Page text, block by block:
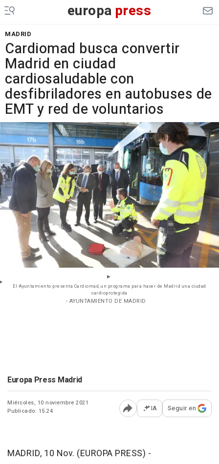
europa press
MADRID
Cardiomad busca convertir
Madrid en ciudad
cardiosaludable con
desfibriladores en autobuses de
EMT y red de voluntarios
El Ayuntamiento presenta Cardiomad, un programa para hacer de Madrid una ciudad
cardioprotegida
- AYUNTAMIENTO DE MADRID
Europa Press Madrid
Miércoles, 10 noviembre 2021
Publicado: 15:24
Abrir opciones para
IA Seguir en
MADRID, 10 Nov. (EUROPA PRESS) -